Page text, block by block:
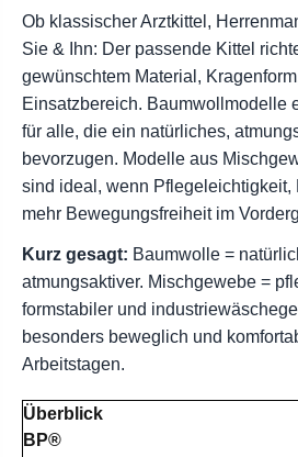
Ob klassischer Arztkittel,
Sie & Ihn: Der passende Kittel
gewünschtem Material,
Einsatzbereich. Baumwollmodelle
für alle, die ein natürliches,
bevorzugen. Modelle aus
sind ideal, wenn Pflegeleichtigkeit,
mehr Bewegungsfreiheit im
Kurz gesagt: Baumwolle =
atmungsaktiver. Mischgewebe =
formstabiler und
besonders beweglich und
Arbeitstagen.
Überblick
BP®